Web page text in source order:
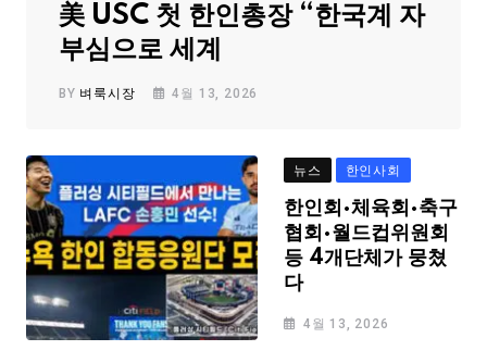
美 USC 첫 한인총장 “한국계 자
부심으로 세계
BY 벼룩시장 4월 13, 2026
뉴스 한인사회
한인회·체육회·축구
협회·월드컵위원회
등 4개단체가 뭉쳤
다
4월 13, 2026